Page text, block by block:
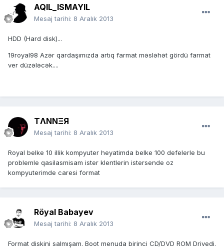
AQIL_ISMAYIL
Mesaj tarihi: 8 Aralık 2013
HDD (Hard disk)...
19royal98 Azər qardaşımızda artıq farmat məsləhət gördü farmat
ver düzələcək....
TΛNNΞЯ
Mesaj tarihi: 8 Aralık 2013
Royal belke 10 illik kompyuter heyatimda belke 100 defelerle bu
problemle qasilasmisam ister klentlerin istersende oz
kompyuterimde caresi format
Röyal Babayev
Mesaj tarihi: 8 Aralık 2013
Format diskini salmışam. Boot menuda birinci CD/DVD ROM Drivedi.